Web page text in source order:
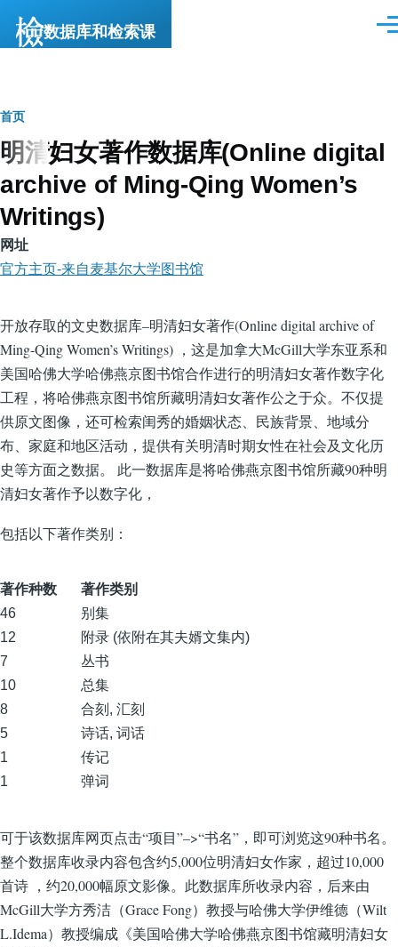
数据库和检索课
菜
面
包
屑
首页
明清妇女著作数据库(Online digital
archive of Ming-Qing Women’s
Writings)
网址
官方主页-来自麦基尔大学图书馆
开放存取的文史数据库–明清妇女著作(Online digital archive of
Ming-Qing Women’s Writings) ，这是加拿大McGill大学东亚系和
美国哈佛大学哈佛燕京图书馆合作进行的明清妇女著作数字化
工程，将哈佛燕京图书馆所藏明清妇女著作公之于众。不仅提
供原文图像，还可检索闺秀的婚姻状态、民族背景、地域分
布、家庭和地区活动，提供有关明清时期女性在社会及文化历
史等方面之数据。 此一数据库是将哈佛燕京图书馆所藏90种明
清妇女著作予以数字化，
包括以下著作类别：
著作种数
著作类别
46
别集
12
附录 (依附在其夫婿文集内)
7
丛书
10
总集
8
合刻, 汇刻
5
诗话, 词话
1
传记
1
弹词
可于该数据库网页点击“项目”–>“书名”，即可浏览这90种书名。
整个数据库收录内容包含约5,000位明清妇女作家，超过10,000
首诗 ，约20,000幅原文影像。此数据库所收录内容，后来由
McGill大学方秀洁（Grace Fong）教授与哈佛大学伊维德（Wilt
L.Idema）教授编成《美国哈佛大学哈佛燕京图书馆藏明清妇女